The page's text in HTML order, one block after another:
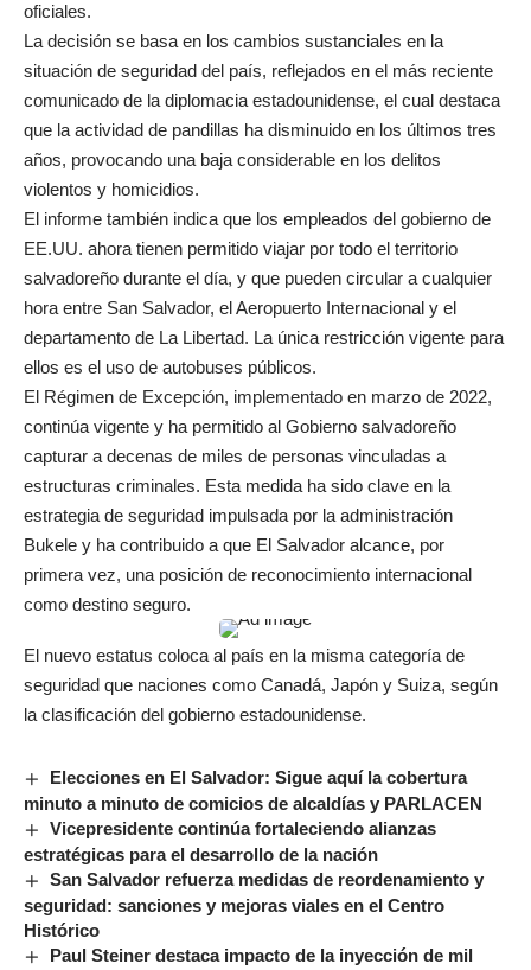
oficiales.
La decisión se basa en los cambios sustanciales en la
situación de seguridad del país, reflejados en el más reciente
comunicado de la diplomacia estadounidense, el cual destaca
que la actividad de pandillas ha disminuido en los últimos tres
años, provocando una baja considerable en los delitos
violentos y homicidios.
El informe también indica que los empleados del gobierno de
EE.UU. ahora tienen permitido viajar por todo el territorio
salvadoreño durante el día, y que pueden circular a cualquier
hora entre San Salvador, el Aeropuerto Internacional y el
departamento de La Libertad. La única restricción vigente para
ellos es el uso de autobuses públicos.
El Régimen de Excepción, implementado en marzo de 2022,
continúa vigente y ha permitido al Gobierno salvadoreño
capturar a decenas de miles de personas vinculadas a
estructuras criminales. Esta medida ha sido clave en la
estrategia de seguridad impulsada por la administración
Bukele y ha contribuido a que El Salvador alcance, por
primera vez, una posición de reconocimiento internacional
como destino seguro.
El nuevo estatus coloca al país en la misma categoría de
seguridad que naciones como Canadá, Japón y Suiza, según
la clasificación del gobierno estadounidense.
Elecciones en El Salvador: Sigue aquí la cobertura
minuto a minuto de comicios de alcaldías y PARLACEN
Vicepresidente continúa fortaleciendo alianzas
estratégicas para el desarrollo de la nación
San Salvador refuerza medidas de reordenamiento y
seguridad: sanciones y mejoras viales en el Centro
Histórico
Paul Steiner destaca impacto de la inyección de mil